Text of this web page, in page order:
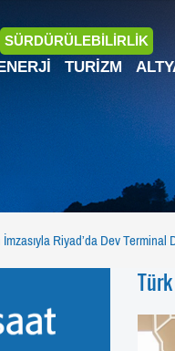
SÜRDÜRÜLEBİLİRLİK
TURIZM
Riyad’da Dev Terminal